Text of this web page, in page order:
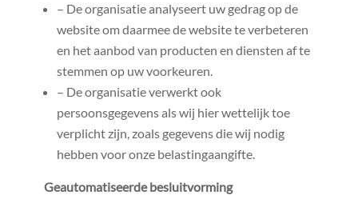
– De organisatie analyseert uw gedrag op de
website om daarmee de website te verbeteren
en het aanbod van producten en diensten af te
stemmen op uw voorkeuren.
– De organisatie verwerkt ook
persoonsgegevens als wij hier wettelijk toe
verplicht zijn, zoals gegevens die wij nodig
hebben voor onze belastingaangifte.
Geautomatiseerde besluitvorming